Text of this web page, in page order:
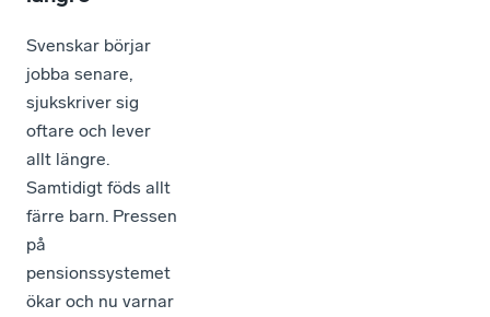
Svenskar börjar
jobba senare,
sjukskriver sig
oftare och lever
allt längre.
Samtidigt föds allt
färre barn. Pressen
på
pensionssystemet
ökar och nu varnar